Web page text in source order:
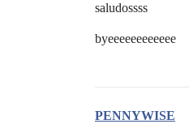
saludossss
byeeeeeeeeeeee
PENNYWISE